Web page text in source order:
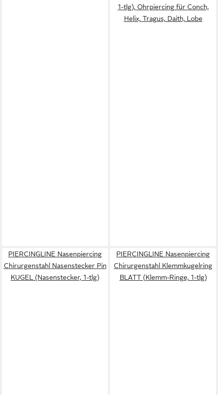
1-tlg), Ohrpiercing für Conch,
Helix, Tragus, Daith, Lobe
PIERCINGLINE Nasenpiercing
Chirurgenstahl Nasenstecker Pin
KUGEL (Nasenstecker, 1-tlg)
PIERCINGLINE Nasenpiercing
Chirurgenstahl Klemmkugelring
BLATT (Klemm-Ringe, 1-tlg)